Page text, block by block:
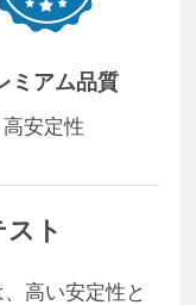
ミアム品質
高安定性
ト
高い安定性と